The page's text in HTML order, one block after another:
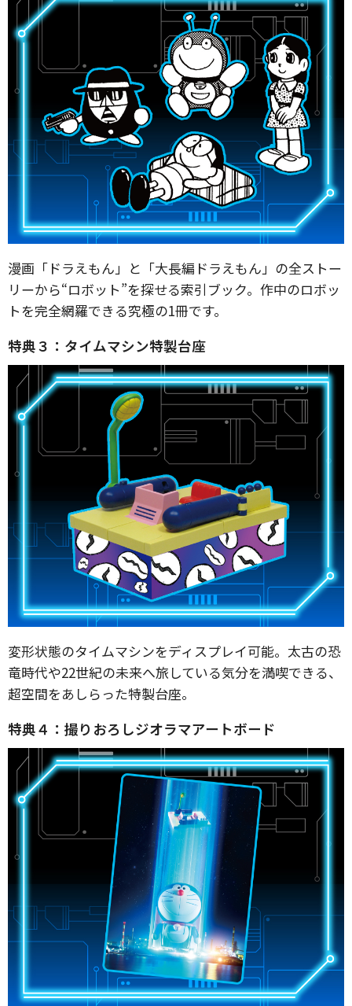
漫画「ドラえもん」と「大長編ドラえもん」の全ストー
リーから“ロボット”を探せる索引ブック。作中のロボッ
トを完全網羅できる究極の1冊です。
特典３：タイムマシン特製台座
変形状態のタイムマシンをディスプレイ可能。太古の恐
竜時代や22世紀の未来へ旅している気分を満喫できる、
超空間をあしらった特製台座。
特典４：撮りおろしジオラマアートボード